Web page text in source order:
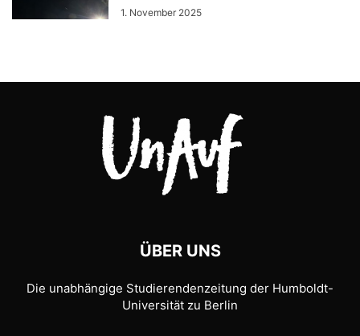
1. November 2025
ÜBER UNS
Die unabhängige Studierendenzeitung der Humboldt-
Universität zu Berlin